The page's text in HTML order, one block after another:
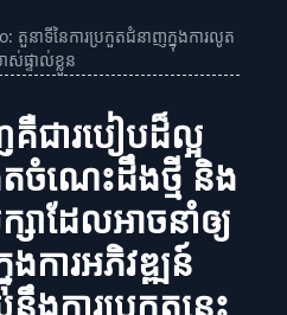
នាទីនៃការប្រកួតជំនាញក្នុងការលូត
ស់ផ្ទាល់ខ្លួន
គឺជារបៀបដ៏ល្អ
តចំណេះដឹងថ្មី និង
ាដែលអាចនាំឲ្យ
ងការអភិវឌ្ឍន៍
ងការប្រកួតនេះ